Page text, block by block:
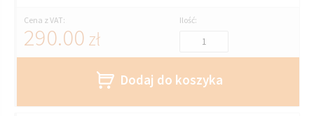
Cena z VAT:
290.00 zł
Ilość:
Dodaj do koszyka